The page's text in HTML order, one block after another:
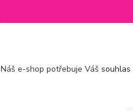
Náš e-shop potřebuje Váš souhlas